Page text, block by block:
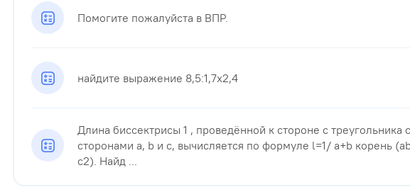
Помогите пожалуйста в ВПР.
найдите выражение 8,5:1,7х2,4
Длина биссектрисы 1 , проведённой к стороне с треугольника
сторонами a, b и с, вычисляется по формуле l=1/ a+b корень
c2). Найд ...